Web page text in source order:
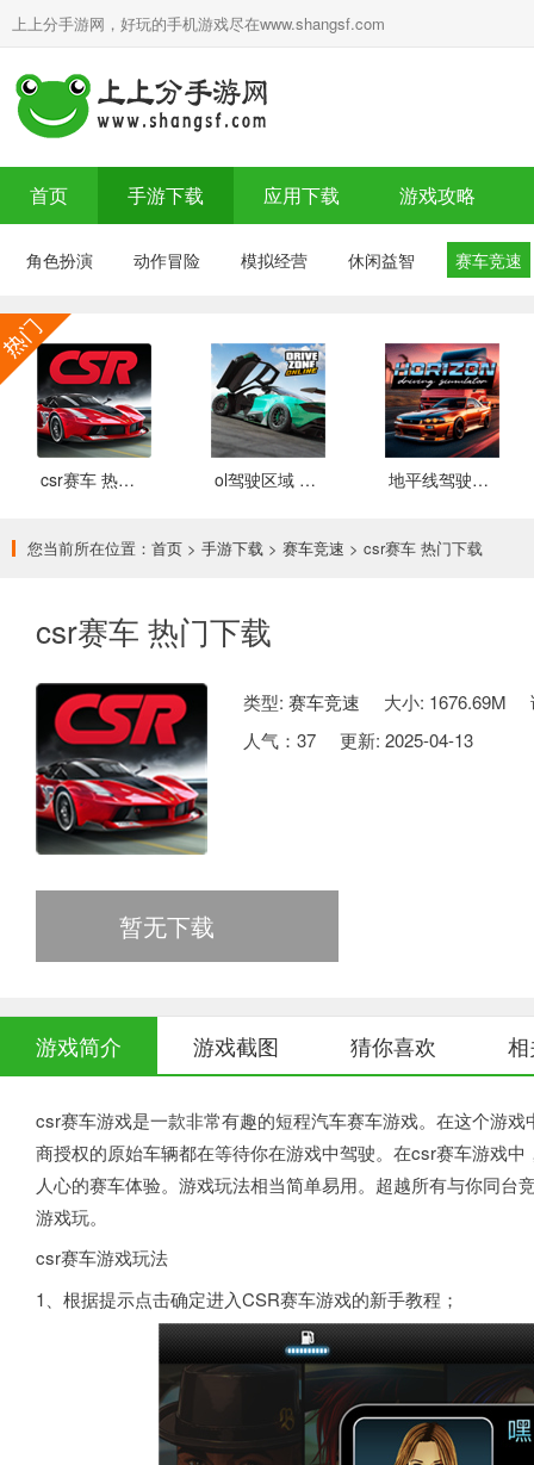
上上分手游网，好玩的手机游戏尽在www.shangsf.com
首页 手游下载 应用下载 游戏攻略
角色扮演 动作冒险 模拟经营 休闲益智 赛车竞速
csr赛车 热门下载 ol驾驶区域 推荐 地平线驾驶模拟器 最新版
您当前所在位置： 首页 > 手游下载 > 赛车竞速 > csr赛车 热门下载
csr赛车 热门下载
类型: 赛车竞速 大小: 1676.69M
人气： 37 更新: 2025-04-13
暂无下载
游戏简介 游戏截图 猜你喜欢
csr赛车游戏是一款非常有趣的短程汽车赛车游戏。在这个游
商授权的原始车辆都在等待你在游戏中驾驶。在csr赛车游戏
人心的赛车体验。游戏玩法相当简单易用。超越所有与你同
游戏玩。
csr赛车游戏玩法
1、根据提示点击确定进入CSR赛车游戏的新手教程；